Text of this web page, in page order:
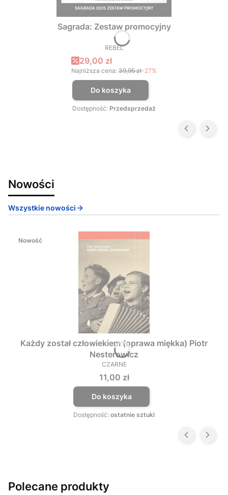
Sagrada: Zestaw promocyjny
PRODUCENT
REBEL
Cena promocyjna
29,00 zł
Najniższa cena: 39,95 zł-27%
Do koszyka
Dostępność: Przedsprzedaż
Nowości
Wszystkie nowości
Nowość
Każdy został człowiekiem (oprawa miękka) Piotr
Nesterowicz
PRODUCENT
CZARNE
Cena
11,00 zł
Do koszyka
Dostępność: ostatnie sztuki
Polecane produkty